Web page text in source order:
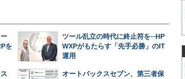
を
ツール乱立の時代に終止符を─HP
WXPがもたらす「先手必勝」のIT
運用
オートバックスセブン、第三者保